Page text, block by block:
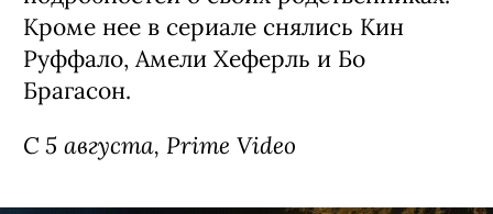
Сериал «Стерлинг Поинт» / Sterling
Point, премьера (18+)
Детектив о семейных скелетах в шкафу,
спродюсированный создателями
«Сплетницы». Девушка Энни (Элла